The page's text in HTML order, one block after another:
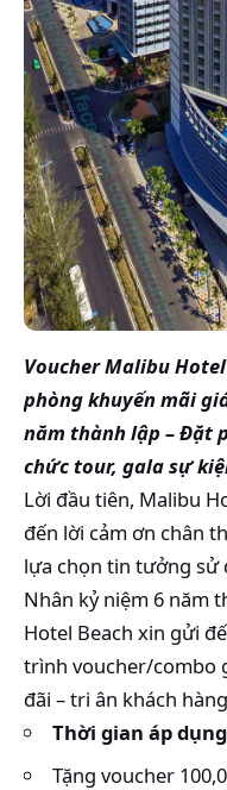
Voucher Malibu
phòng khuyến mãi
năm thành lập – Đặt
chức tour, gala sự
Lời đầu tiên, Malibu
đến lời cảm ơn chân
lựa chọn tin tưởng sử
Nhân kỷ niệm 6 năm
Hotel Beach xin gửi
trình voucher/combo
đãi – tri ân khách
Thời gian áp
Tặng voucher